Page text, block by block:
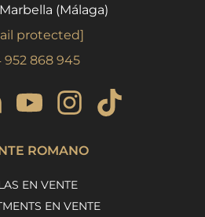
(Málaga)
protected]
952 868 945
ROMANO
EN VENTE
EN VENTE